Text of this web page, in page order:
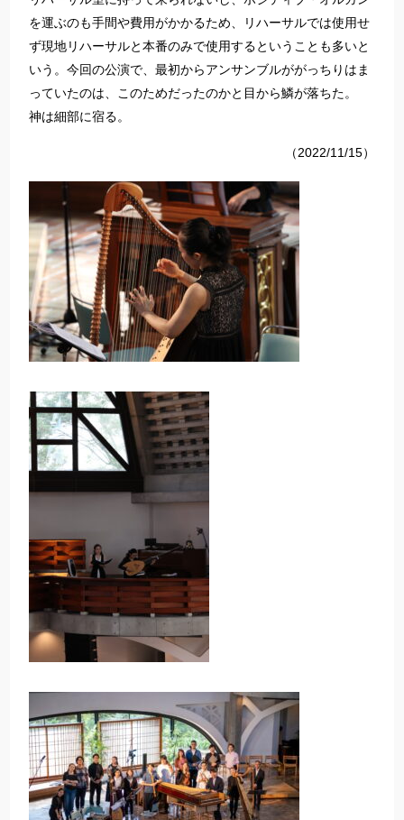
を運ぶのも手間や費用がかかるため、リハーサルでは使用せ
ず現地リハーサルと本番のみで使用するということも多いと
いう。今回の公演で、最初からアンサンブルががっちりはま
っていたのは、このためだったのかと目から鱗が落ちた。
神は細部に宿る。
（2022/11/15）